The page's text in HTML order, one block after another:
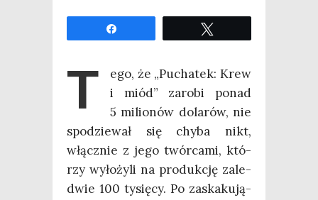
T
ego, że „Pucha­tek: Krew
i miód” zaro­bi ponad
5 milio­nów dola­rów, nie
spo­dzie­wał się chy­ba nikt,
włącz­nie z jego twór­ca­mi, któ­
rzy wyło­ży­li na pro­duk­cję zale­
d­wie 100 tysię­cy. Po zaska­ku­ją­